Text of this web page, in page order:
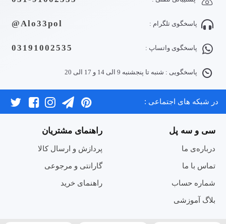
پاسخگوی تلگرام : Alo33pol@
پاسخگوی واتساپ : 03191002535
پاسخگویی : شنبه تا پنجشنبه 9 الی 14 و 17 الی 20
در شبکه های اجتماعی :
سی و سه پل
درباره‌ی ما
تماس با ما
شماره حساب
بلاگ آموزشی
راهنمای مشتریان
پردازش و ارسال کالا
گارانتی و مرجوعی
راهنمای خرید